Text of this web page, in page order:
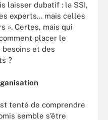
laisser dubatif : la SSI,
experts... mais celles
». Certes, mais qui
placer le
et des
?
tenté de comprendre
semble s’être